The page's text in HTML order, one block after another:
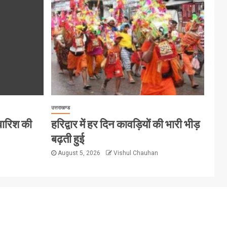
की
उत्तराखण्ड
हरिद्वार में हर दिन कावड़ियों की भारी भीड़
बढ़ती हुई
August 5, 2026 Vishul Chauhan